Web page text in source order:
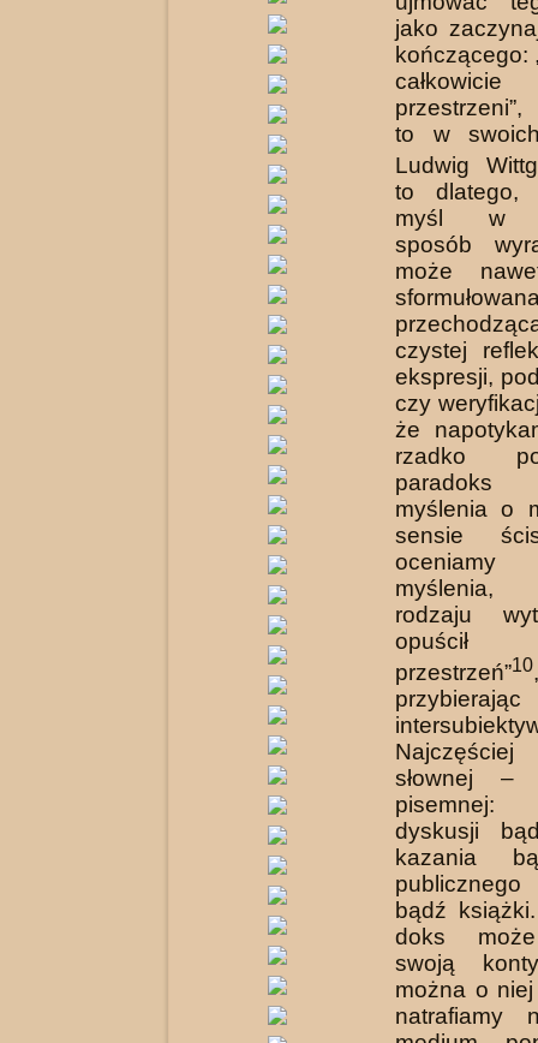
jako
kończącego:
całkowicie
to w
Ludwig
to dlatego,
myśl w
sposób
może
czystej
ekspresji,
czy
że
rzadko
paradoks
myślenia o
sensie
rodzaju
opu­ścił
przestrzeń”10,
Najczęściej
słownej –
dyskusji
kazania
publicznego
bądź
doks
swoją
można o
natrafia­my